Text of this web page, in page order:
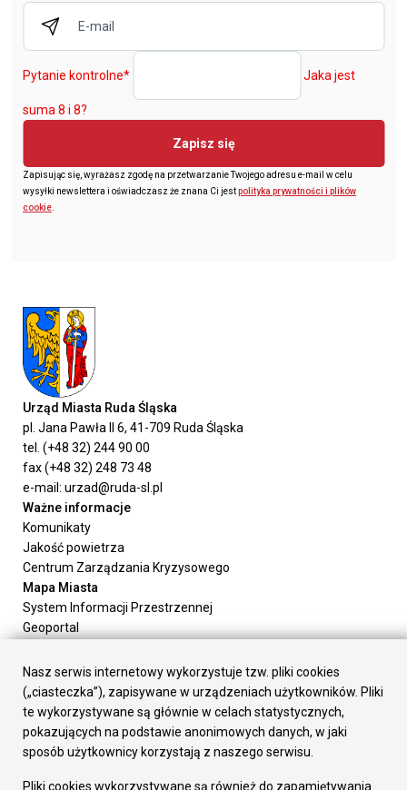
Pytanie kontrolne* Jaka jest
suma 8 i 8?
Zapisz się
Zapisując się, wyrażasz zgodę na przetwarzanie Twojego adresu e-mail w celu
wysyłki newslettera i oświadczasz że znana Ci jestpolityka prywatności i plików
cookie
Urząd Miasta Ruda Śląska
pl. Jana Pawła II 6, 41-709 Ruda Śląska
tel. (+48 32) 244 90 00
fax (+48 32) 248 73 48
e-mail: urzad@ruda-sl.pl
Ważne informacje
Komunikaty
Jakość powietrza
Centrum Zarządzania Kryzysowego
Mapa Miasta
System Informacji Przestrzennej
Geoportal
Załatw sprawę
Prezydent Miasta
Rada Miasta
Wydziały
Elektroniczna Skrzynka Podawcza
Gospodarka
Nasz serwis internetowy wykorzystuje tzw. pliki cookies
(„ciasteczka”), zapisywane w urządzeniach użytkowników. Pliki
te wykorzystywane są głównie w celach statystycznych,
pokazujących na podstawie anonimowych danych, w jaki
sposób użytkownicy korzystają z naszego serwisu.
Pliki cookies wykorzystywane są również do zapamiętywania